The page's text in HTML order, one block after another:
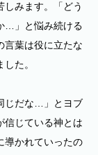
しみます。「どう
…」と悩み続ける
言葉は役に立たな
た。
じだな…」とヨブ
信じている神とは
導かれていったの